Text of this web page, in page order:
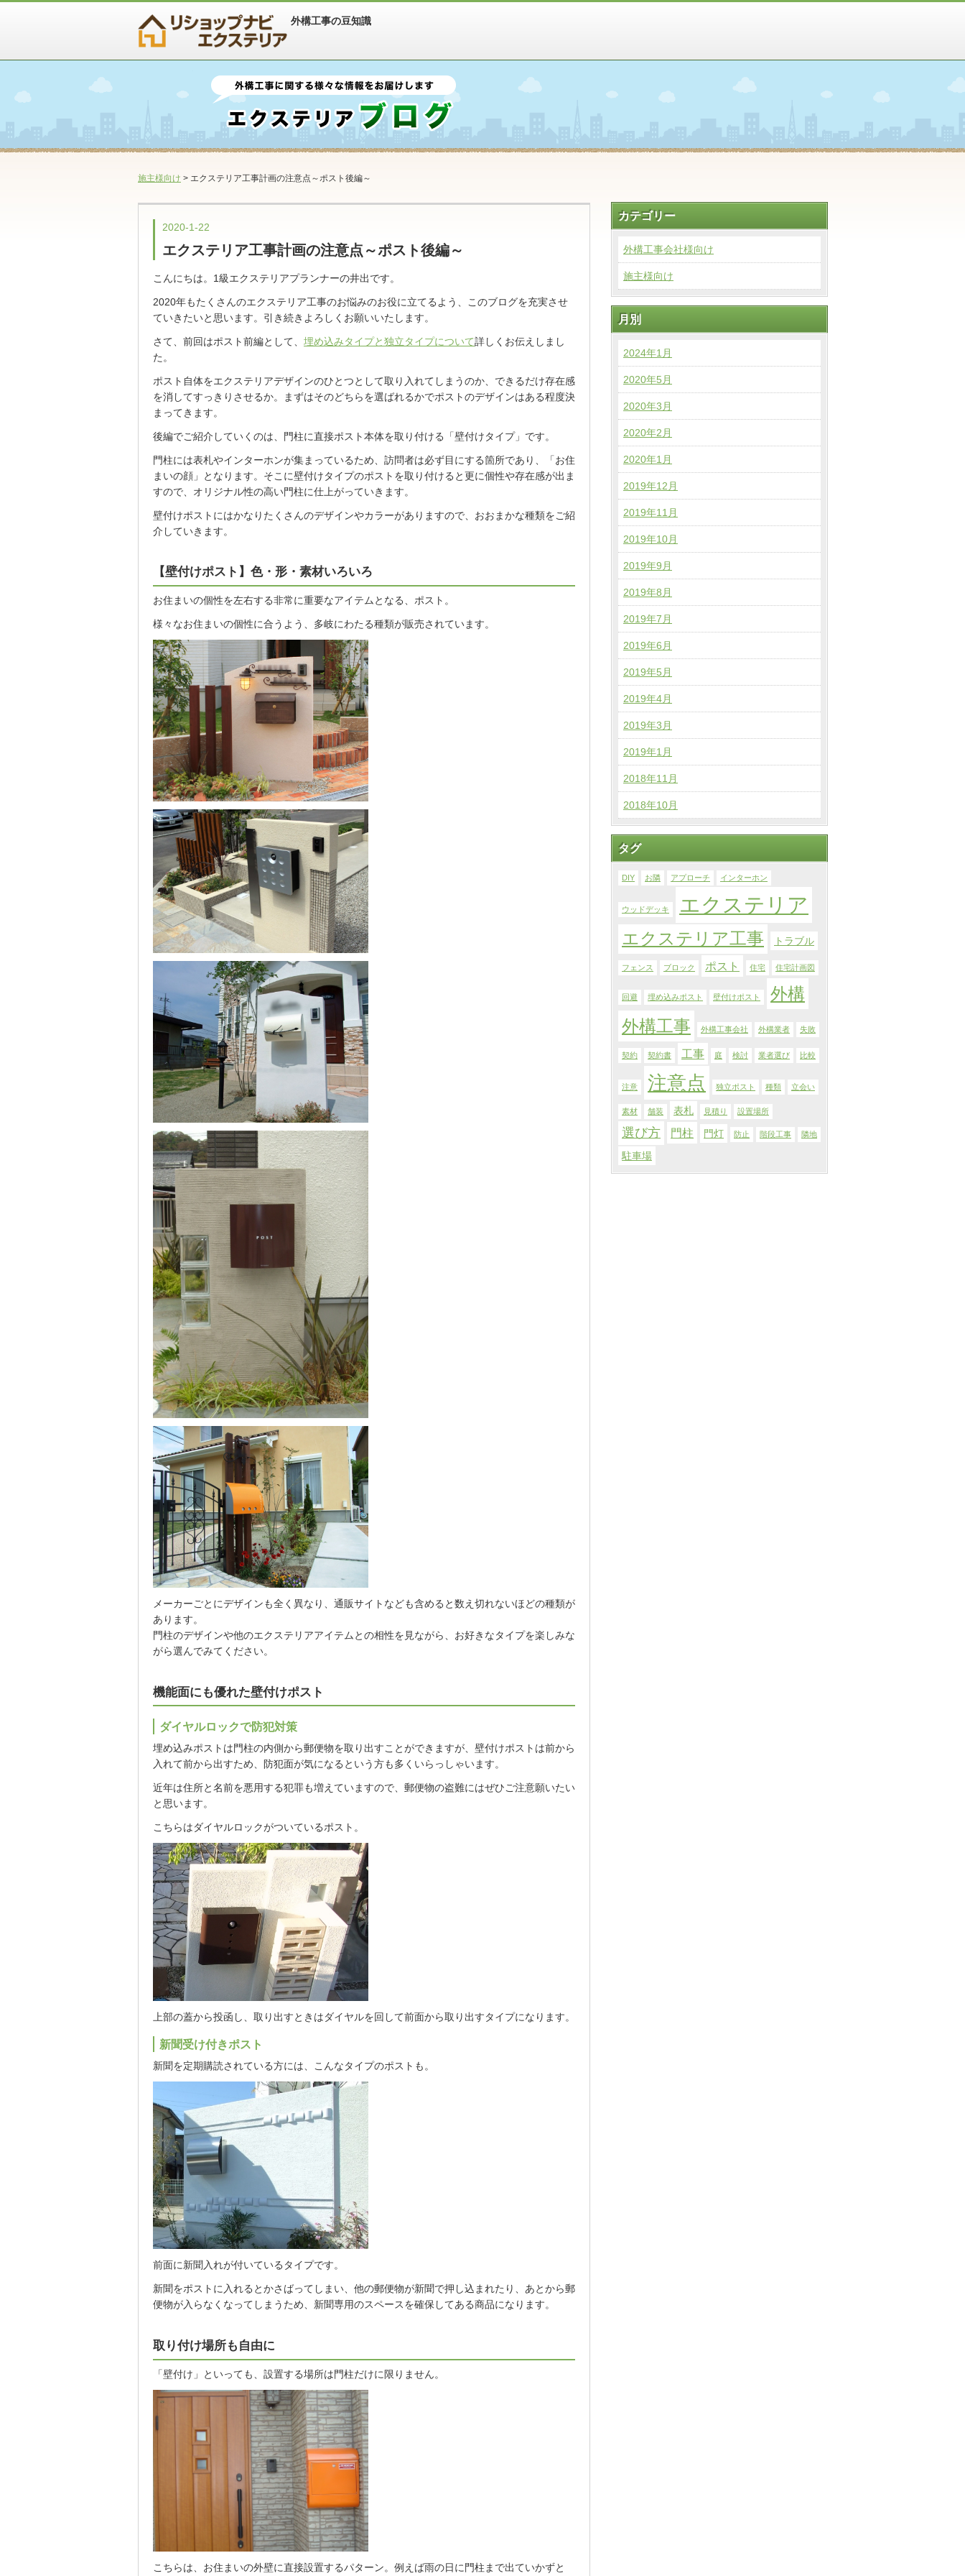
外構工事の豆知識
施主様向け > エクステリア工事計画の注意点～ポスト後編～
2020-1-22
エクステリア工事計画の注意点～ポスト後編～
こんにちは。1級エクステリアプランナーの井出です。
2020年もたくさんのエクステリア工事のお悩みのお役に立てるよう、このブログを充実させ
ていきたいと思います。引き続きよろしくお願いいたします。
さて、前回はポスト前編として、 埋め込みタイプと独立タイプについて詳しくお伝えしまし
た。
ポスト自体をエクステリアデザインのひとつとして取り入れてしまうのか、できるだけ存在感
を消してすっきりさせるか。まずはそのどちらを選ばれるかでポストのデザインはある程度決
まってきます。
後編でご紹介していくのは、門柱に直接ポスト本体を取り付ける「壁付けタイプ」です。
門柱には表札やインターホンが集まっているため、訪問者は必ず目にする箇所であり、「お住
まいの顔」となります。そこに壁付けタイプのポストを取り付けると更に個性や存在感が出ま
すので、オリジナル性の高い門柱に仕上がっていきます。
壁付けポストにはかなりたくさんのデザインやカラーがありますので、おおまかな種類をご紹
介していきます。
【壁付けポスト】色・形・素材いろいろ
お住まいの個性を左右する非常に重要なアイテムとなる、ポスト。
様々なお住まいの個性に合うよう、多岐にわたる種類が販売されています。
メーカーごとにデザインも全く異なり、通販サイトなども含めると数え切れないほどの種類が
あります。
門柱のデザインや他のエクステリアアイテムとの相性を見ながら、お好きなタイプを楽しみな
がら選んでみてください。
機能面にも優れた壁付けポスト
ダイヤルロックで防犯対策
埋め込みポストは門柱の内側から郵便物を取り出すことができますが、壁付けポストは前から
入れて前から出すため、防犯面が気になるという方も多くいらっしゃいます。
近年は住所と名前を悪用する犯罪も増えていますので、郵便物の盗難にはぜひご注意願いたい
と思います。
こちらはダイヤルロックがついているポスト。
上部の蓋から投函し、取り出すときはダイヤルを回して前面から取り出すタイプになります。
新聞受け付きポスト
新聞を定期購読されている方には、こんなタイプのポストも。
前面に新聞入れが付いているタイプです。
新聞をポストに入れるとかさばってしまい、他の郵便物が新聞で押し込まれたり、あとから郵
便物が入らなくなってしまうため、新聞専用のスペースを確保してある商品になります。
取り付け場所も自由に
「壁付け」といっても、設置する場所は門柱だけに限りません。
こちらは、お住まいの外壁に直接設置するパターン。例えば雨の日に門柱まで出ていかずと
カテゴリー
外構工事会社様向け
施主様向け
月別
2024年1月
2020年5月
2020年3月
2020年2月
2020年1月
2019年12月
2019年11月
2019年10月
2019年9月
2019年8月
2019年7月
2019年6月
2019年5月
2019年4月
2019年3月
2019年1月
2018年11月
2018年10月
タグ
DIY お隣 アプローチ インターホン
ウッドデッキ エクステリア
エクステリア工事 トラブル
フェンス ブロック ポスト 住宅 住宅計画図
回避 埋め込みポスト 壁付けポスト
外構
外構工事
外構工事会社 外構業者 失敗
契約 契約書 工事 庭 検討 業者選び 比較
注意 注意点 独立ポスト 種類 立会い
素材 舗装 表札 見積り 設置場所
選び方 門柱 門灯 防止 階段工事 隣地
駐車場